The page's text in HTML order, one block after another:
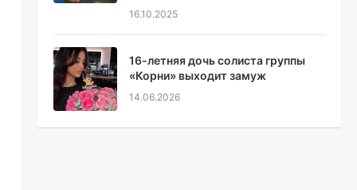
16.10.2025
16-летняя дочь солиста группы
«Корни» выходит замуж
14.06.2026